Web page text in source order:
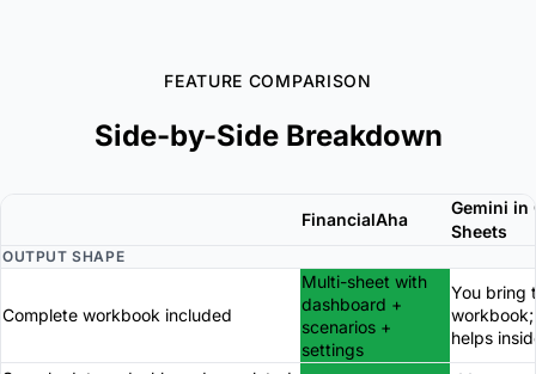
FEATURE COMPARISON
Side-by-Side Breakdown
FinancialAha
Gemini in
Sheets
OUTPUT SHAPE
Complete workbook included
Multi-sheet with
dashboard +
scenarios +
settings
You bring
workbook;
helps